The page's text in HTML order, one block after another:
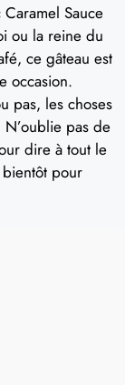
Sauce
ou la reine du
ce gâteau est
occasion.
pas, les choses
pas de
dire à tout le
pour